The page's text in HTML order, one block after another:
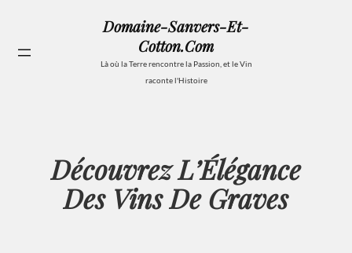
contenu
Domaine-Sanvers-Et-
Cotton.com
Là où la Terre rencontre la Passion, et le Vin
raconte l'Histoire
Découvrez L’Élégance
Des Vins De Graves